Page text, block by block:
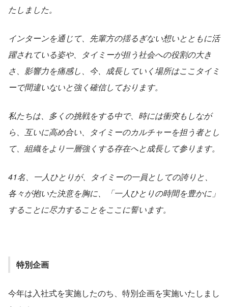
たしました。
インターンを通じて、先輩方の揺るぎない想いとともに活
躍されている姿や、タイミーが担う社会への役割の大き
さ、影響力を痛感し、今、成長していく場所はここタイミ
ーで間違いないと強く確信しております。
私たちは、多くの挑戦をする中で、時には衝突もしなが
ら、互いに高め合い、タイミーのカルチャーを担う者とし
て、組織をより一層強くする存在へと成長して参ります。
41名、一人ひとりが、タイミーの一員としての誇りと、
各々が抱いた決意を胸に、「一人ひとりの時間を豊かに」
することに尽力することをここに誓います。
特別企画
今年は入社式を実施したのち、特別企画を実施いたしまし